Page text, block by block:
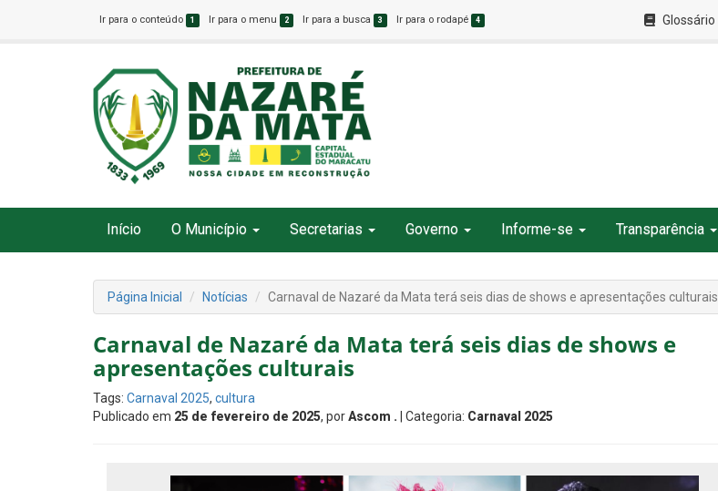
Ir para o conteúdo 1 Ir para o menu 2 Ir para a busca 3 Ir para o rodapé 4 Glossário
Início O Município Secretarias Governo Informe-se Transparência
Página Inicial Notícias Carnaval de Nazaré da Mata terá seis dias de shows e apresentações culturais
Carnaval de Nazaré da Mata terá seis dias de shows e
apresentações culturais
Tags: Carnaval 2025, cultura
Publicado em 25 de fevereiro de 2025, porAscom . | Categoria: Carnaval 2025